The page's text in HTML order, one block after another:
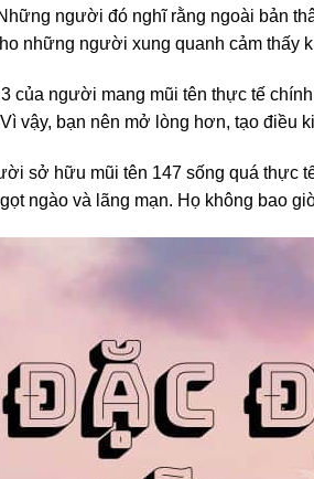
người đó nghĩ rằng ngoài bản
những người xung quanh cảm thấy
của người mang mũi tên thực tế
vậy, bạn nên mở lòng hơn, tạo điều
sở hữu mũi tên 147 sống quá thực
ngào và lãng mạn. Họ không bao